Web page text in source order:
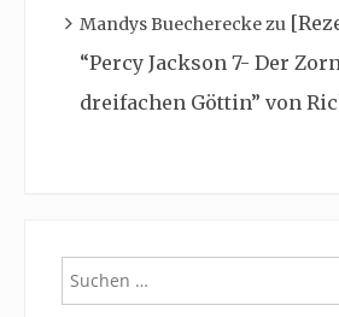
Mandys Buechereckezu
“Percy Jackson 7- Der
dreifachen Göttin” von
Suchen
nach: